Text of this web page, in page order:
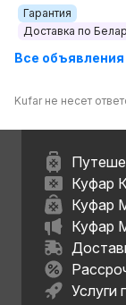
Гарантия
Доставка по
Все
Kufar не несет
Куфар
Куфар
Куфар
Услуги